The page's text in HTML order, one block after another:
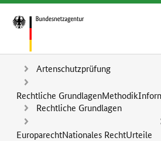
Artenschutzprüfung
Rechtliche GrundlagenMethodik
Rechtliche Grundlagen
EuroparechtNationales RechtUrteile